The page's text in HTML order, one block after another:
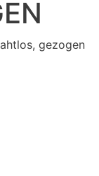
gezogen